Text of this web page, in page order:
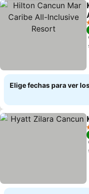
Elige fechas para ver